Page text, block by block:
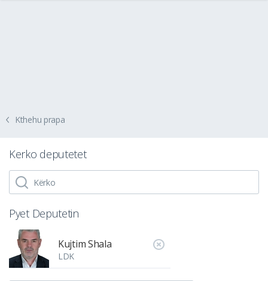
Kthehu prapa
Kerko deputetet
Pyet Deputetin
Kujtim Shala
LDK